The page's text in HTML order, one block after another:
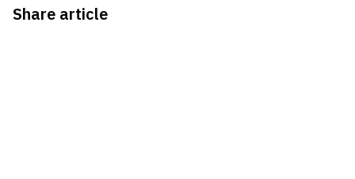
Share article